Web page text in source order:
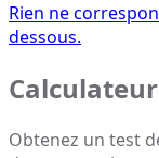
Rien ne
dessous.
Obtenez un test